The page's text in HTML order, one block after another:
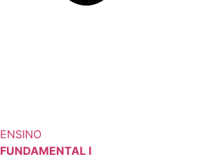
ENSINO
FUNDAMENTAL I